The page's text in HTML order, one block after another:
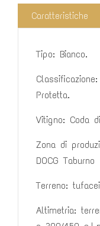
Caratteristiche
Tipo: Bianco.
Protetta.
Vitigno: Coda
Zona di
DOCG Taburno
Terreno:
Altimetria: